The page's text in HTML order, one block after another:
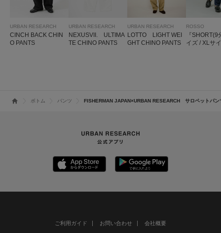
URBAN RESEARCH
CINCH BACK CHIN
O PANTS
URBAN RESEARCH
NEXUSVII. ULTIMA
TE CHINO PANTS
URBAN RESEARCH
LOTTO LIGHT WEI
GHT CHINO PANTS
ROSSO
『SHORT(9
イズ / XLサ
ボトム パンツ FISHERMAN JAPAN×URBAN RESEARCH サロペットパン
ご利用ガイド お問い合わせ 会社概要